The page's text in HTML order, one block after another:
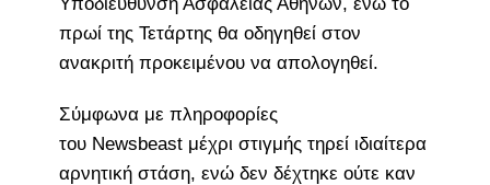
πρωί της Τετάρτης θα οδηγηθεί στον
ανακριτή προκειμένου να απολογηθεί.
Σύμφωνα με πληροφορίες
του Newsbeast μέχρι στιγμής τηρεί ιδιαίτερα
αρνητική στάση, ενώ δεν δέχτηκε ούτε καν